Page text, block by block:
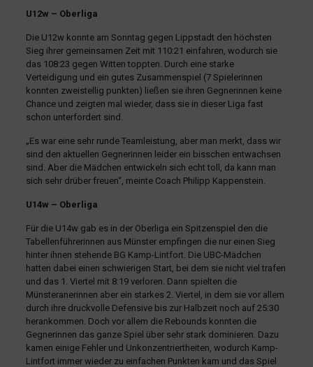
U12w – Oberliga
Die U12w konnte am Sonntag gegen Lippstadt den höchsten
Sieg ihrer gemeinsamen Zeit mit 110:21 einfahren, wodurch sie
das 108:23 gegen Witten toppten. Durch eine starke
Verteidigung und ein gutes Zusammenspiel (7 Spielerinnen
konnten zweistellig punkten) ließen sie ihren Gegnerinnen keine
Chance und zeigten mal wieder, dass sie in dieser Liga fast
schon unterfordert sind.
„Es war eine sehr runde Teamleistung, aber man merkt, dass wir
sind den aktuellen Gegnerinnen leider ein bisschen entwachsen
sind. Aber die Mädchen entwickeln sich echt toll, da kann man
sich sehr drüber freuen“, meinte Coach Philipp Kappenstein.
U14w – Oberliga
Für die U14w gab es in der Oberliga ein Spitzenspiel den die
Tabellenführerinnen aus Münster empfingen die nur einen Sieg
hinter ihnen stehende BG Kamp-Lintfort. Die UBC-Mädchen
hatten dabei einen schwierigen Start, bei dem sie nicht viel trafen
und das 1. Viertel mit 8:19 verloren. Dann spielten die
Münsteranerinnen aber ein starkes 2. Viertel, in dem sie vor allem
durch ihre druckvolle Defensive bis zur Halbzeit noch auf 25:30
herankommen. Doch vor allem die Rebounds konnten die
Gegnerinnen das ganze Spiel über sehr stark dominieren. Dazu
kamen einige Fehler und Unkonzentriertheiten, wodurch Kamp-
Lintfort immer wieder zu einfachen Punkten kam und das Spiel